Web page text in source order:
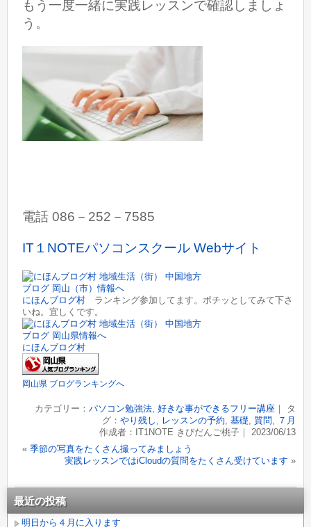
もう一度一緒に実践レッスンで確認しましょ
う。
電話 086－252－7585
IT１NOTEパソコンスクール Webサイト
にほんブログ村 ランキング参加してます。ポチッとしてみて下さ
いね。宜しくです。
にほんブログ村
岡山県 ブログランキングへ
カテゴリー： パソコン勉強法, 好きな事ができるフリー講座｜ タ
グ： やり残し , レッスンの予約, 基礎, 質問, ７月
作成者：IT1NOTE きびだんご桃子｜ 2023/06/13
«季節の写真をたくさん撮ってみましょう
実践レッスンではiCloudの質問をたくさん受けています »
最近の投稿
明日から４月に入ります